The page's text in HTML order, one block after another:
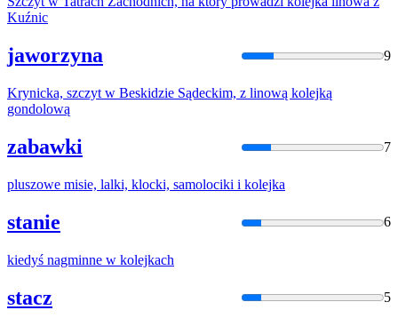
Kuźnic
jaworzyna 9
Krynicka, szczyt w Beskidzie Sądeckim, z linową kolejką
gondolową
zabawki 7
pluszowe misie, lalki, klocki, samolociki i kolejka
stanie 6
kiedyś nagminne w kolejkach
stacz 5